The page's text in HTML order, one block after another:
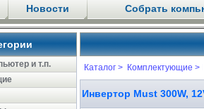
Новости Собрать
и т.п.
Каталог > Комплектующие >
Инвертор Must 300W,